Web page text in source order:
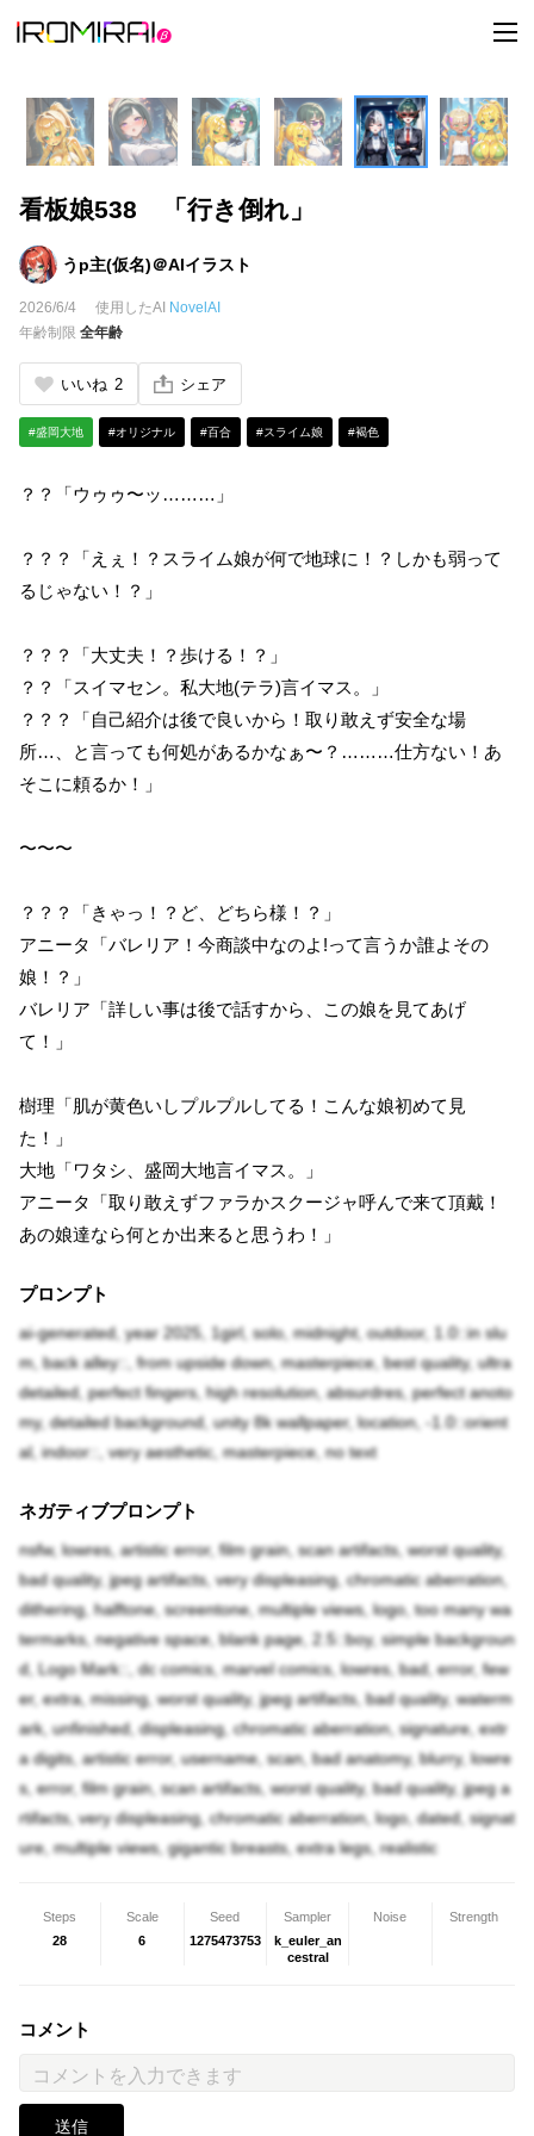
t
o
l
e
n
a
v
看板娘538 「行き倒れ」
うp主(仮名)＠AIイラスト
2026/6/4 使用したAI NovelAI
年齢制限 全年齢
いいね 2 シェア
#盛岡大地 #オリジナル #百合 #スライム娘 #褐色
？？「ウゥゥ〜ッ………」
？？？「えぇ！？スライム娘が何で地球に！？しかも弱って
るじゃない！？」
？？？「大丈夫！？歩ける！？」
？？「スイマセン。私大地(テラ)言イマス。」
？？？「自己紹介は後で良いから！取り敢えず安全な場
所…、と言っても何処があるかなぁ〜？………仕方ない！あ
そこに頼るか！」
〜〜〜
？？？「きゃっ！？ど、どちら様！？」
アニータ「バレリア！今商談中なのよ!って言うか誰よその
娘！？」
バレリア「詳しい事は後で話すから、この娘を見てあげ
て！」
樹理「肌が黄色いしプルプルしてる！こんな娘初めて見
た！」
大地「ワタシ、盛岡大地言イマス。」
アニータ「取り敢えずファラかスクージャ呼んで来て頂戴！
あの娘達なら何とか出来ると思うわ！」
プロンプト
ai-generated, year 2025, 1girl, solo, midnight, outdoor, 1.0::in slu
m, back alley::, from upside down, masterpiece, best quality, ultra
detailed, perfect fingers, high resolution, absurdres, perfect anoto
my, detailed background, unity 8k wallpaper, location, -1.0::orient
al, indoor::, very aesthetic, masterpiece, no text
ネガティブプロンプト
nsfw, lowres, artistic error, film grain, scan artifacts, worst quality,
bad quality, jpeg artifacts, very displeasing, chromatic aberration,
dithering, halftone, screentone, multiple views, logo, too many wa
termarks, negative space, blank page, 2.5::boy, simple backgroun
d, Logo Mark::, dc comics, marvel comics, lowres, bad, error, few
er, extra, missing, worst quality, jpeg artifacts, bad quality, waterm
ark, unfinished, displeasing, chromatic aberration, signature, extr
a digits, artistic error, username, scan, bad anatomy, blurry, lowre
s, error, film grain, scan artifacts, worst quality, bad quality, jpeg a
rtifacts, very displeasing, chromatic aberration, logo, dated, signat
ure, multiple views, gigantic breasts, extra legs, realistic
Steps
28
Scale
6
Seed
1275473753
Sampler
k_euler_an
cestral
Noise Strength
コメント
送信